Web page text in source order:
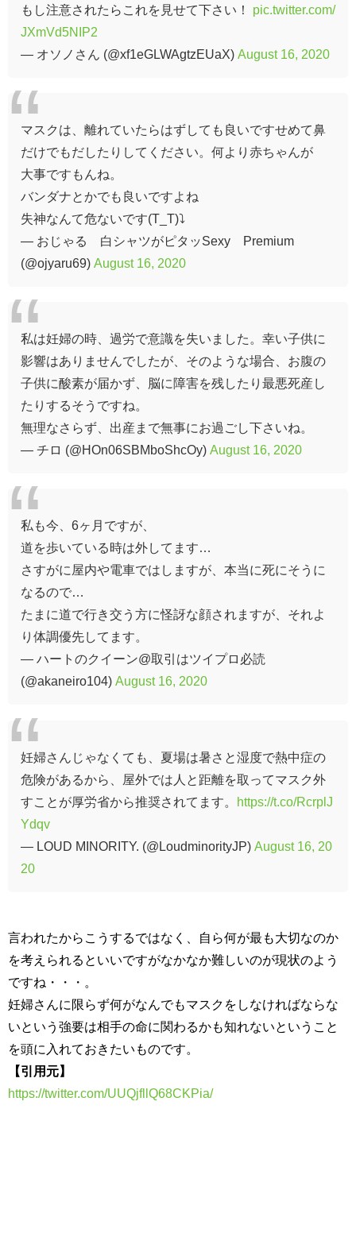
もし注意されたらこれを見せて下さい！ pic.twitter.com/
JXmVd5NIP2
— オソノさん (@xf1eGLWAgtzEUaX) August 16, 2020
マスクは、離れていたらはずしても良いですせめて鼻
だけでもだしたりしてください。何より赤ちゃんが
大事ですもんね。
バンダナとかでも良いですよね
失神なんて危ないです(T_T)⤵
— おじゃる 白シャツがピタッSexy Premium
(@ojyaru69) August 16, 2020
私は妊婦の時、過労で意識を失いました。幸い子供に
影響はありませんでしたが、そのような場合、お腹の
子供に酸素が届かず、脳に障害を残したり最悪死産し
たりするそうですね。
無理なさらず、出産まで無事にお過ごし下さいね。
— チロ (@HOn06SBMboShcOy) August 16, 2020
私も今、6ヶ月ですが、
道を歩いている時は外してます…
さすがに屋内や電車ではしますが、本当に死にそうに
なるので…
たまに道で行き交う方に怪訝な顔されますが、それよ
り体調優先してます。
— ハートのクイーン@取引はツイプロ必読
(@akaneiro104) August 16, 2020
妊婦さんじゃなくても、夏場は暑さと湿度で熱中症の
危険があるから、屋外では人と距離を取ってマスク外
すことが厚労省から推奨されてます。 https://t.co/RcrplJ
Ydqv
— LOUD MINORITY. (@LoudminorityJP) August 16, 20
20
言われたからこうするではなく、自ら何が最も大切なのか
を考えられるといいですがなかなか難しいのが現状のよう
ですね・・・。
妊婦さんに限らず何がなんでもマスクをしなければならな
いという強要は相手の命に関わるかも知れないということ
を頭に入れておきたいものです。
【引用元】
https://twitter.com/UUQjfllQ68CKPia/